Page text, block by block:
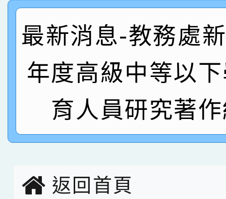
創客第三名。
賽 洪綺君教師榮獲社
名
賀！本校阿巴斯O蜜、
倩參加桃園市科展 國
名 指導老師王老師、
賀！本校四年二班張O
園市英語競賽國小朗讀
指導老師林老師
賀！本校參加桃園市中
賽 劉文瑛教師榮獲教
臺灣台語-第二名
賀！本校參與2026世
市賽榮獲科學小創客佳
最新消息-教務處
年度高級中等以
育人員研究著
返回首頁